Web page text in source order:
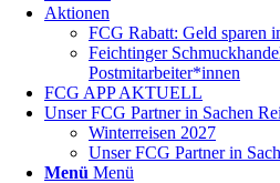
Aktionen
FCG Rabatt: Geld sparen
Feichtinger
Postmitarbeiter*innen
FCG APP AKTUELL
Unser FCG Partner in Sachen
Winterreisen 2027
Unser FCG Partner in
Menü Menü